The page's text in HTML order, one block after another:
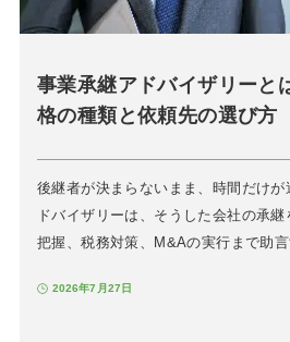
事業承継アドバイザリーと
格の種類と依頼先の選び方
後継者が決まらないまま、時間だけ
ドバイザリーは、そうした会社の承
把握、税務対策、M&Aの実行まで助
2026年7月27日